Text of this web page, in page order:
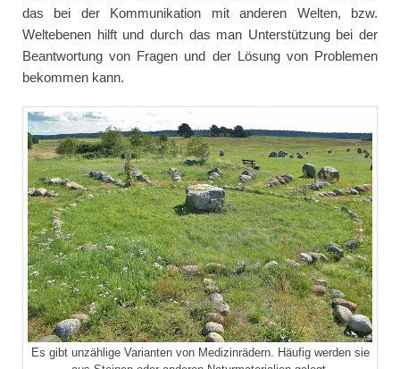
das bei der Kommunikation mit anderen Welten, bzw.
Weltebenen hilft und durch das man Unterstützung bei der
Beantwortung von Fragen und der Lösung von Problemen
bekommen kann.
Es gibt unzählige Varianten von Medizinrädern. Häufig werden sie